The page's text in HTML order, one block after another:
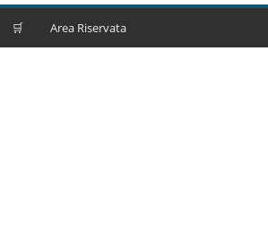
🛒 Area Riservata